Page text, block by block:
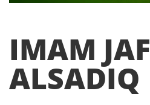
IMAM
ALSADIQ